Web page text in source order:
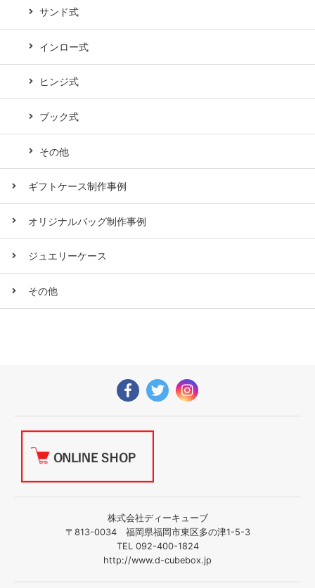
サンド式
インロー式
ヒンジ式
ブック式
その他
ギフトケース制作事例
オリジナルバッグ制作事例
ジュエリーケース
その他
株式会社ディーキューブ
〒813-0034 福岡県福岡市東区多の津1-5-3
TEL 092-400-1824
http://www.d-cubebox.jp